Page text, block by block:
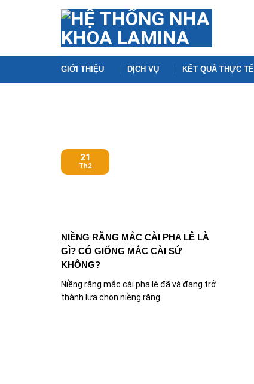
GIỚI THIỆU DỊCH VỤ KẾT QUẢ THỰC TẾ
NIỀNG RĂNG MẮC CÀI PHA LÊ LÀ
GÌ? CÓ GIỐNG MẮC CÀI SỨ
KHÔNG?
Niềng răng mắc cài pha lê đã và đang trở
thành lựa chọn niềng răng
21
Th2